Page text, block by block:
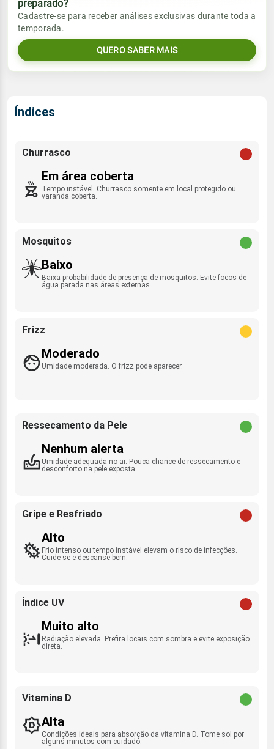
Umidade do ar
48%80%
Rajada de vento
Sol
07:05h às 18:02h
Lua
Chuva
0.0mm
Umidade do ar
Vento
E - 12km/h
Rajada de vento
Sol
preparado?
Cadastre-se para receber análises exclusivas durante toda a
temporada.
QUERO SABER MAIS
Índices
Churrasco
Em área coberta
Tempo instável. Churrasco somente em local protegido ou
varanda coberta.
Mosquitos
Baixo
Baixa probabilidade de presença de mosquitos. Evite focos de
água parada nas áreas externas.
Frizz
Moderado
Umidade moderada. O frizz pode aparecer.
Ressecamento da Pele
Nenhum alerta
Umidade adequada no ar. Pouca chance de ressecamento e
desconforto na pele exposta.
Gripe e Resfriado
Alto
Frio intenso ou tempo instável elevam o risco de infecções.
Cuide-se e descanse bem.
Índice UV
Muito alto
Radiação elevada. Prefira locais com sombra e evite exposição
direta.
Vitamina D
Alta
Condições ideais para absorção da vitamina D. Tome sol por
alguns minutos com cuidado.